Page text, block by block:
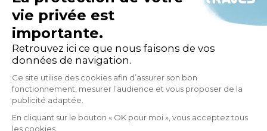
L’entreprise
Solutions
Nos engagements Q-RSE
Actualités